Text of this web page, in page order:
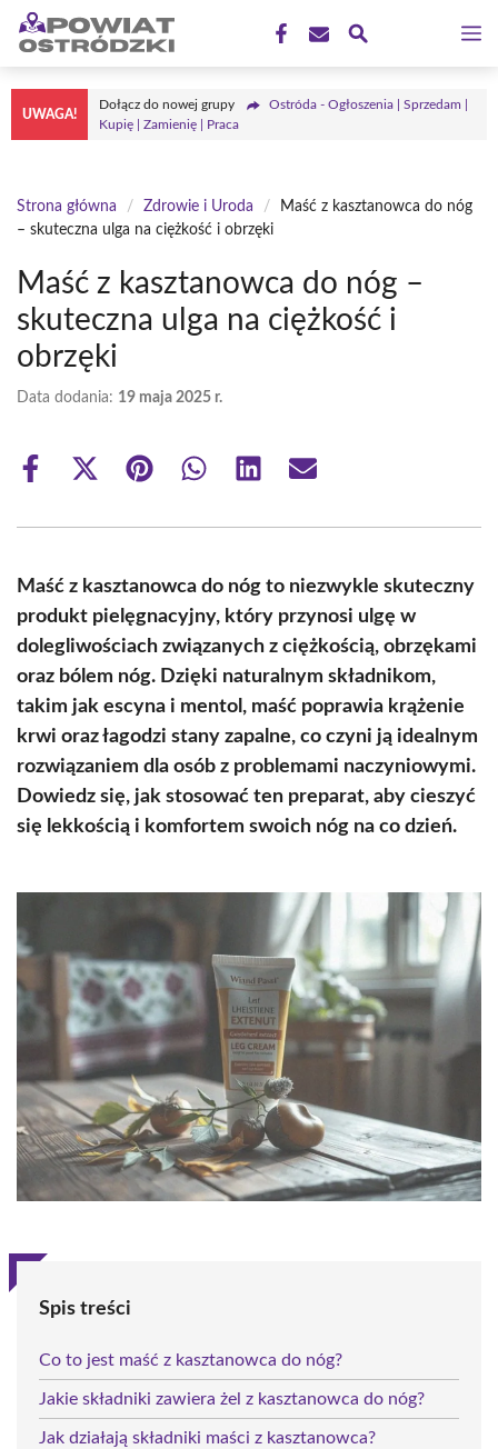
Przejdź
treści
UWAGA!
Dołącz do nowej grupy
Ostróda - Ogłoszenia | Sprzedam |
Kupię | Zamienię | Praca
Strona główna / Zdrowie i Uroda /
Maść z kasztanowca do nóg
– skuteczna ulga na ciężkość i obrzęki
Maść z kasztanowca do nóg –
skuteczna ulga na ciężkość i
obrzęki
Data dodania: 19 maja 2025 r.
Share
Share
(Twitter)
Share Share Share Share
Maść z kasztanowca do nóg to niezwykle skuteczny
produkt pielęgnacyjny, który przynosi ulgę w
dolegliwościach związanych z ciężkością, obrzękami
oraz bólem nóg. Dzięki naturalnym składnikom,
takim jak escyna i mentol, maść poprawia krążenie
krwi oraz łagodzi stany zapalne, co czyni ją idealnym
rozwiązaniem dla osób z problemami naczyniowymi.
Dowiedz się, jak stosować ten preparat, aby cieszyć
się lekkością i komfortem swoich nóg na co dzień.
Spis treści
Co to jest maść z kasztanowca do nóg?
Jakie składniki zawiera żel z kasztanowca do nóg?
Jak działają składniki maści z kasztanowca?